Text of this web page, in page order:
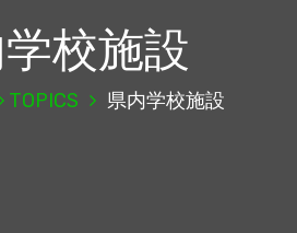
校施設
TOPICS 県内学校施設